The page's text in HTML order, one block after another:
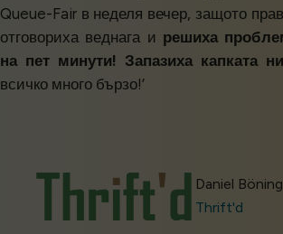
Queue-Fair в неделя вечер, защото
отговориха веднага и решиха
на пет минути! Запазиха капката ни
всичко много бързо!’
Daniel
Thrift'd